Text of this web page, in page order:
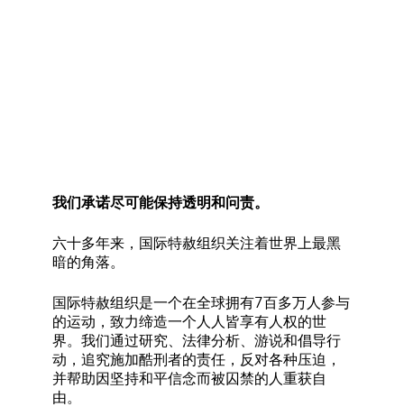
我们承诺尽可能保持透明和问责。
六十多年来，国际特赦组织关注着世界上最黑
暗的角落。
国际特赦组织是一个在全球拥有7百多万人参与
的运动，致力缔造一个人人皆享有人权的世
界。我们通过研究、法律分析、游说和倡导行
动，追究施加酷刑者的责任，反对各种压迫，
并帮助因坚持和平信念而被囚禁的人重获自
由。